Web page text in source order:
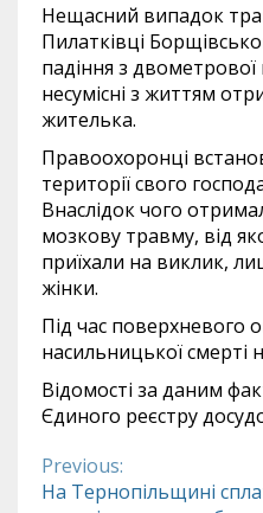
Нещасний випадок
Пилатківці
падіння з
несумісні з життям
жителька.
Правоохоронці
території свого
Внаслідок чого
мозкову травму, від
приїхали на виклик,
жінки.
Під час поверхневого
насильницької смерті
Відомості за даним
Єдиного реєстру
Continue
Previous:
На Тернопільщині